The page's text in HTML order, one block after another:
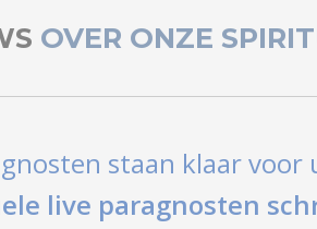
OVER ONZE
staan klaar voor
live paragnosten